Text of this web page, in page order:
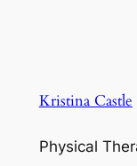
Kristina Castle
Physical